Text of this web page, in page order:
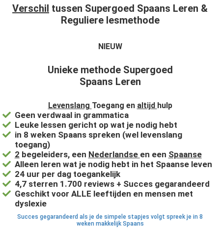
Verschil tussen Supergoed Spaans Leren &
Reguliere lesmethode
NIEUW
Unieke methode Supergoed
Spaans Leren
Levenslang Toegang en altijd hulp
Geen verdwaal in grammatica
Leuke lessen gericht op wat je nodig hebt
in 8 weken Spaans spreken (wel levenslang
toegang)
2 begeleiders, een Nederlandse en een Spaanse
Alleen leren wat je nodig hebt in het Spaanse leven
24 uur per dag toegankelijk
4,7 sterren 1.700 reviews + Succes gegarandeerd
Geschikt voor ALLE leeftijden en mensen met
dyslexie
Succes gegarandeerd als je de simpele stapjes volgt spreek je in 8
weken makkelijk Spaans